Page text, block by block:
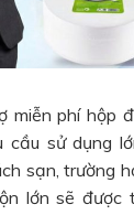
miễn phí hộp
cầu sử dụng
sạn, trường
lớn sẽ được